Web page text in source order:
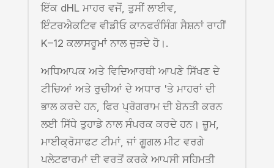
ਇੱਕ dHL ਮਾਹਰ ਵਜੋਂ, ਤੁਸੀਂ ਲਾਈਵ,
ਇੰਟਰਐਕਟਿਵ ਵੀਡੀਓ ਕਾਨਫਰੰਸਿੰਗ ਸੈਸ਼ਨਾਂ ਰਾਹੀਂ
K–12 ਕਲਾਸਰੂਮਾਂ ਨਾਲ ਜੁੜਦੇ ਹੋ।.
ਅਧਿਆਪਕ ਅਤੇ ਵਿਦਿਆਰਥੀ ਆਪਣੇ ਸਿੱਖਣ ਦੇ
ਟੀਚਿਆਂ ਅਤੇ ਰੁਚੀਆਂ ਦੇ ਅਧਾਰ 'ਤੇ ਮਾਹਰਾਂ ਦੀ
ਭਾਲ ਕਰਦੇ ਹਨ, ਫਿਰ ਪ੍ਰੋਗਰਾਮ ਦੀ ਬੇਨਤੀ ਕਰਨ
ਲਈ ਸਿੱਧੇ ਤੁਹਾਡੇ ਨਾਲ ਸੰਪਰਕ ਕਰਦੇ ਹਨ। ਜ਼ੂਮ,
ਮਾਈਕ੍ਰੋਸਾਫਟ ਟੀਮਾਂ, ਜਾਂ ਗੂਗਲ ਮੀਟ ਵਰਗੇ
ਪਲੇਟਫਾਰਮਾਂ ਦੀ ਵਰਤੋਂ ਕਰਕੇ ਆਪਸੀ ਸਹਿਮਤੀ